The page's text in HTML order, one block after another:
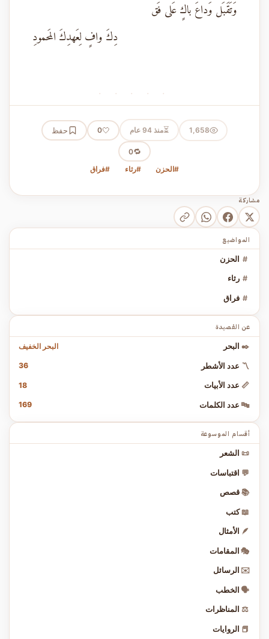
وَتَقَبَل وَداعَ باكٍ عَلى فَق
دِكَ وافٍ لِعَهدِكَ المَحمودِ
· · · · ·
1,658
⏳منذ 94 عام 🤍
0 حفظ
🔁
0
#الحزن
#رثاء #فراق
مشاركة
المواضيع
# الحزن
# رثاء
# فراق
عن القصيدة
✒️ البحر البحر الخفيف
〽️ عدد الأشطر 36
📏 عدد الأبيات 18
🔤 عدد الكلمات 169
أقسام الموسوعة
📜 الشعر
💬 اقتباسات
📚 قصص
📖 كتب
🪶 الأمثال
🎭 المقامات
✉️ الرسائل
🗣️ الخطب
⚖️ المناظرات
📕 الروايات